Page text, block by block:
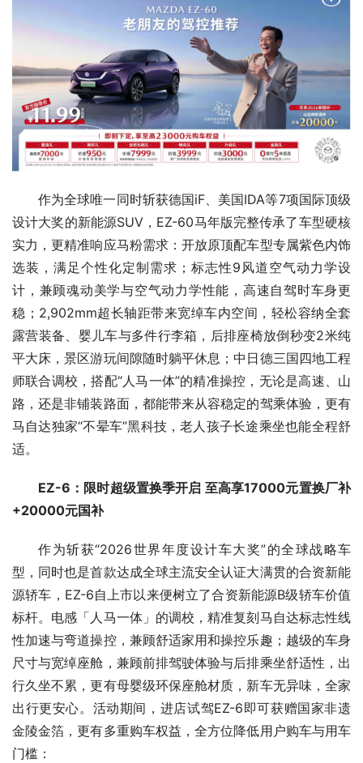
作为全球唯一同时斩获德国iF、美国IDA等7项国际顶级
设计大奖的新能源SUV，EZ-60马年版完整传承了车型硬核
实力，更精准响应马粉需求：开放原顶配车型专属紫色内饰
选装，满足个性化定制需求；标志性9风道空气动力学设
计，兼顾魂动美学与空气动力学性能，高速自驾时车身更
稳；2,902mm超长轴距带来宽绰车内空间，轻松容纳全套
露营装备、婴儿车与多件行李箱，后排座椅放倒秒变2米纯
平大床，景区游玩间隙随时躺平休息；中日德三国四地工程
师联合调校，搭配“人马一体”的精准操控，无论是高速、山
路，还是非铺装路面，都能带来从容稳定的驾乘体验，更有
马自达独家“不晕车”黑科技，老人孩子长途乘坐也能全程舒
适。
EZ-6：限时超级置换季开启 至高享17000元置换厂补
+20000元国补
作为斩获“2026世界年度设计车大奖”的全球战略车
型，同时也是首款达成全球主流安全认证大满贯的合资新能
源轿车，EZ-6自上市以来便树立了合资新能源B级轿车价值
标杆。电感「人马一体」的调校，精准复刻马自达标志性线
性加速与弯道操控，兼顾舒适家用和操控乐趣；越级的车身
尺寸与宽绰座舱，兼顾前排驾驶体验与后排乘坐舒适性，出
行久坐不累，更有母婴级环保座舱材质，新车无异味，全家
出行更安心。活动期间，进店试驾EZ-6即可获赠国家非遗
金陵金箔，更有多重购车权益，全方位降低用户购车与用车
门槛：